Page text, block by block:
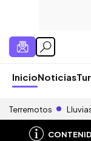
InicioNoticias
Terremotos